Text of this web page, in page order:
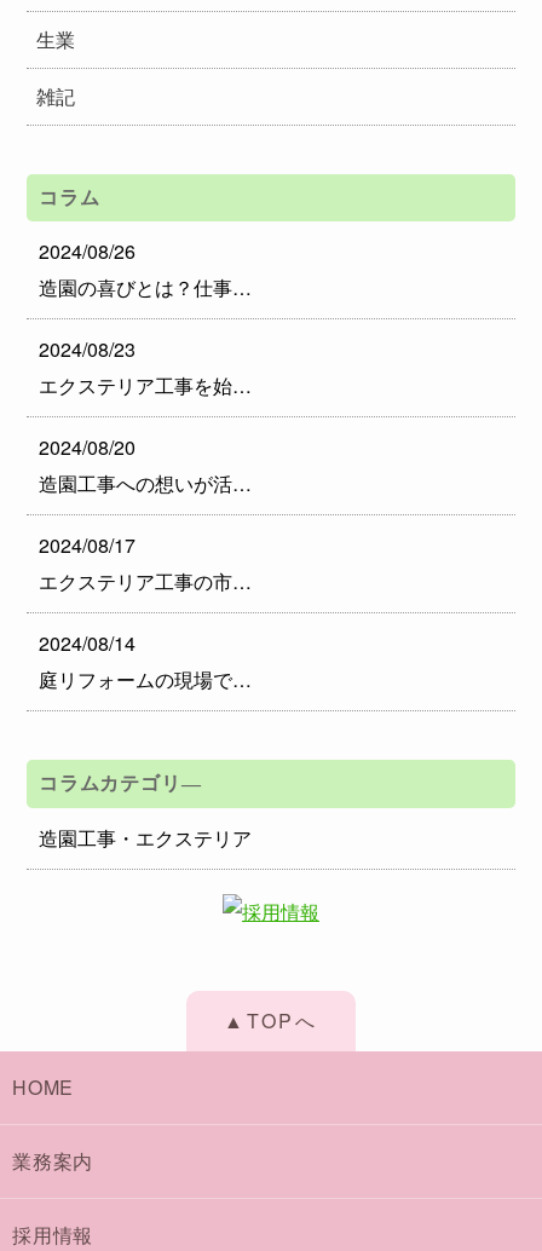
生業
雑記
コラム
2024/08/26
造園の喜びとは？仕事…
2024/08/23
エクステリア工事を始…
2024/08/20
造園工事への想いが活…
2024/08/17
エクステリア工事の市…
2024/08/14
庭リフォームの現場で…
コラムカテゴリ―
造園工事・エクステリア
▲TOPへ
HOME
業務案内
採用情報